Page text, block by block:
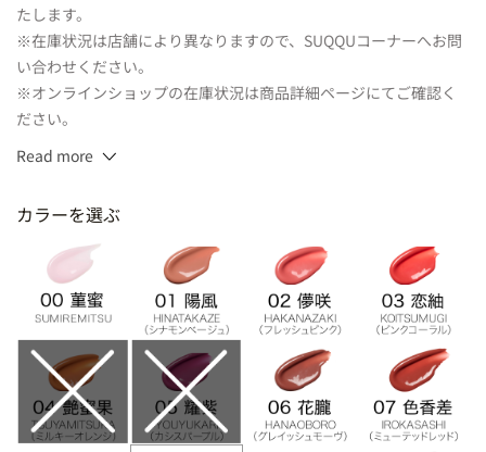
たします。
※在庫状況は店舗により異なりますので、SUQQUコーナーへお問
い合わせください。
※オンラインショップの在庫状況は商品詳細ページにてご確認く
ださい。
3.7g
Read more
カラーを選ぶ